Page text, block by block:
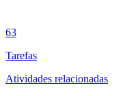
63
Tarefas
Atividades relacionadas